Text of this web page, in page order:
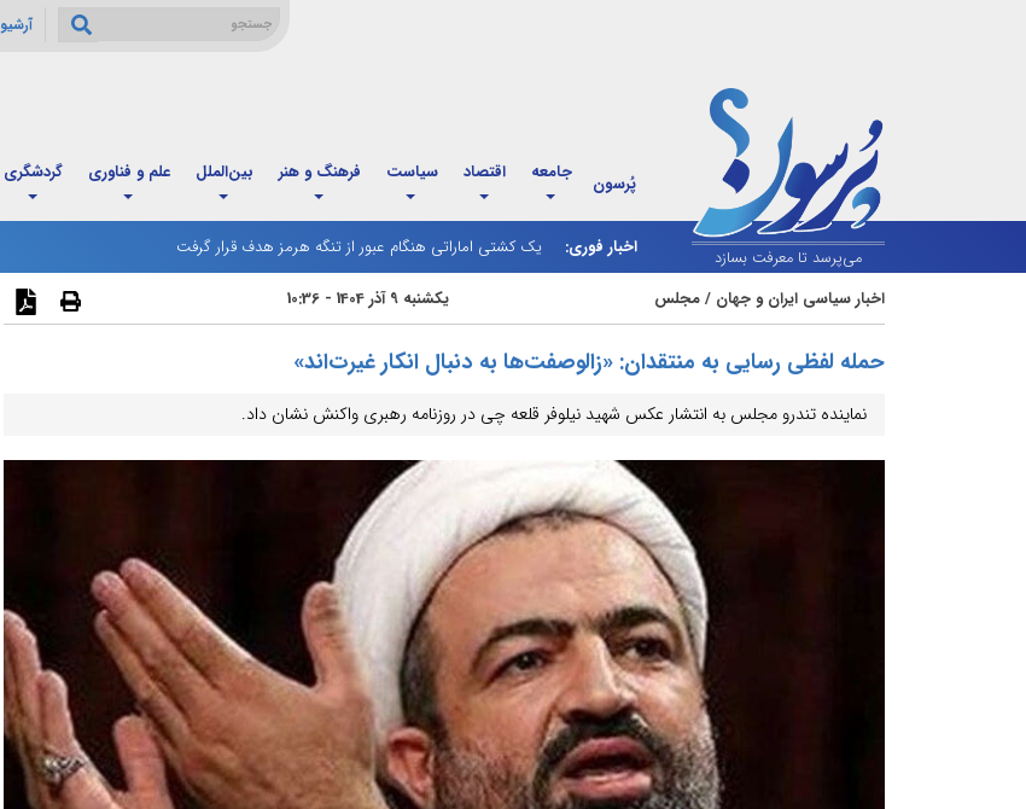
آرشیو
می‌پرسد تا معرفت بسازد
پُرسون جامعه اقتصاد سیاست فرهنگ و هنر بین‌الملل علم و فناوری گردشگری
اخبار فوری:
یک کشتی اماراتی هنگام عبور از تنگه هرمز هدف قرار گرفت
بورس تهران سقف تاریخی جدید زد
اخبار سیاسی ایران و جهان /مجلس یکشنبه 9 آذر 1404 - 10:36
حمله لفظی رسایی به منتقدان: «زالوصفت‌ها به دنبال انکار غیرت‌اند»
نماینده تندرو مجلس به انتشار عکس شهید نیلوفر قلعه چی در روزنامه رهبری واکنش نشان داد.